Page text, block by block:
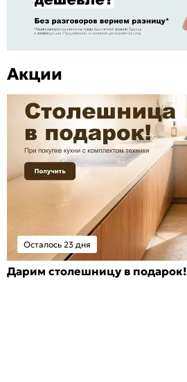
Акции
Осталось 23 дня
Дарим столешницу в подарок!